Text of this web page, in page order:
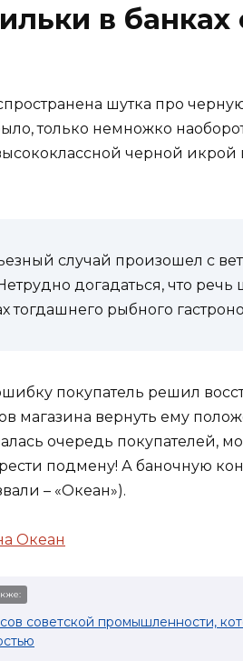
в банках
шутка про
только немножко
черной икрой
случай произошел с
догадаться, что речь
тогдашнего рыбного
покупатель решил
магазина вернуть ему
очередь покупателей,
подмену! А баночную
– «Океан»).
советской промышленности,